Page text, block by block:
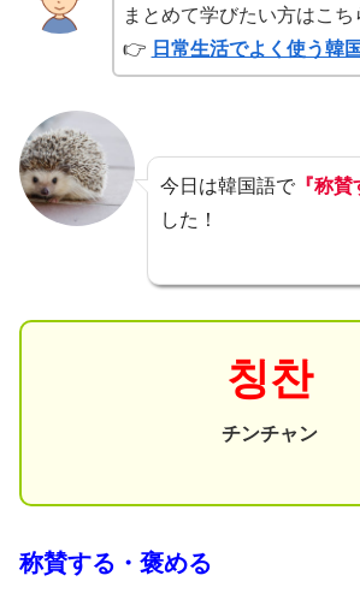
まとめて学びたい方はこち
👉 日常生活でよく使う韓
今日は韓国語で 『称
した！
칭찬
チンチャン
称賛する・褒める